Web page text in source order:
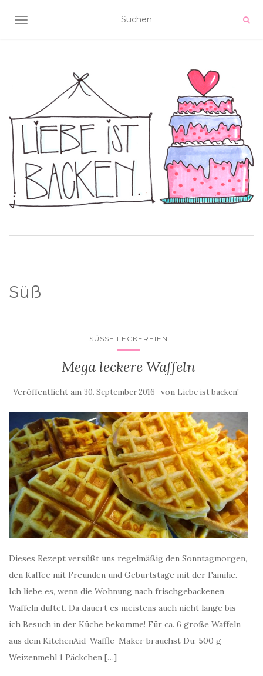
NAVIGATION UMSCHALTEN
Süß
SÜSSE LECKEREIEN
Mega leckere Waffeln
Veröffentlicht am 30. September 2016 von Liebe ist backen!
Dieses Rezept versüßt uns regelmäßig den Sonntagmorgen,
den Kaffee mit Freunden und Geburtstage mit der Familie.
Ich liebe es, wenn die Wohnung nach frischgebackenen
Waffeln duftet. Da dauert es meistens auch nicht lange bis
ich Besuch in der Küche bekomme! Für ca. 6 große Waffeln
aus dem KitchenAid-Waffle-Maker brauchst Du: 500 g
Weizenmehl 1 Päckchen […]